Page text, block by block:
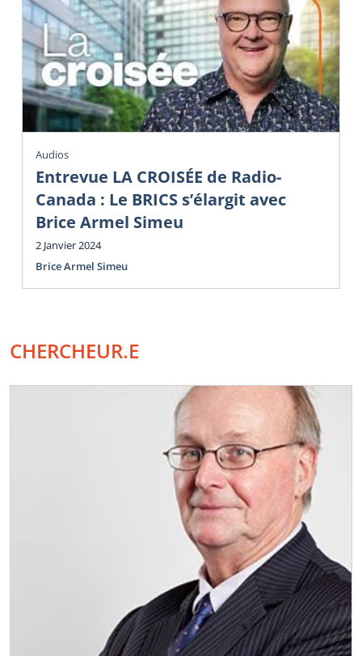
Audios
Entrevue LA CROISÉE de Radio-
Canada : Le BRICS s’élargit avec
Brice Armel Simeu
2 Janvier 2024
Brice Armel Simeu
CHERCHEUR.E